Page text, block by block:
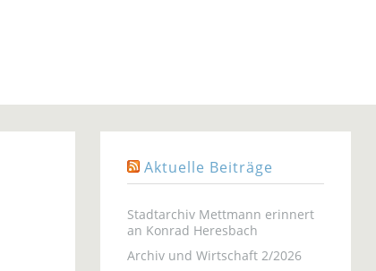
Aktuelle Beiträge
Stadtarchiv Mettmann erinnert
an Konrad Heresbach
Archiv und Wirtschaft 2/2026